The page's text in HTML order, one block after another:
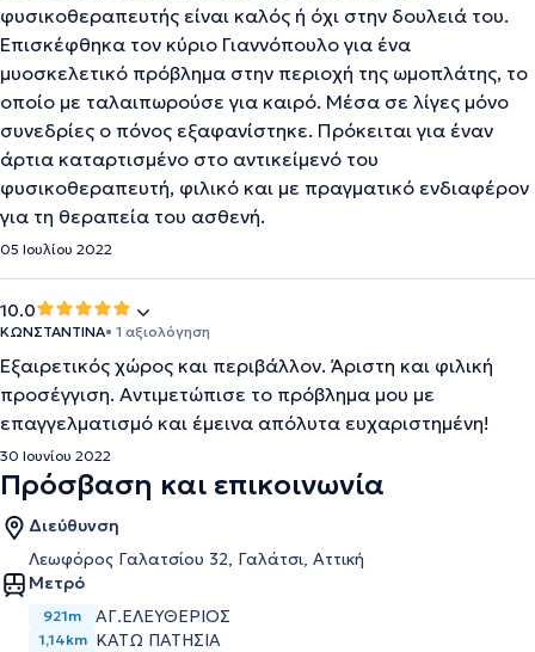
φυσικοθεραπευτής είναι καλός ή όχι στην δουλειά του.
Επισκέφθηκα τον κύριο Γιαννόπουλο για ένα
μυοσκελετικό πρόβλημα στην περιοχή της ωμοπλάτης, το
οποίο με ταλαιπωρούσε για καιρό. Μέσα σε λίγες μόνο
συνεδρίες ο πόνος εξαφανίστηκε. Πρόκειται για έναν
άρτια καταρτισμένο στο αντικείμενό του
φυσικοθεραπευτή, φιλικό και με πραγματικό ενδιαφέρον
για τη θεραπεία του ασθενή.
05 Ιουλίου 2022
10.0
ΚΩΝΣΤΑΝΤΙΝΑ• 1 αξιολόγηση
Εξαιρετικός χώρος και περιβάλλον. Άριστη και φιλική
προσέγγιση. Αντιμετώπισε το πρόβλημα μου με
επαγγελματισμό και έμεινα απόλυτα ευχαριστημένη!
30 Ιουνίου 2022
Πρόσβαση και επικοινωνία
Διεύθυνση
Λεωφόρος Γαλατσίου 32, Γαλάτσι, Αττική
Μετρό
921m ΑΓ.ΕΛΕΥΘΕΡΙΟΣ
1,14km ΚΑΤΩ ΠΑΤΗΣΙΑ